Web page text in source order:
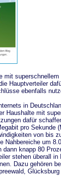
mit
Hauptverteiler
ebenfalls
in
Haushalte mit
dafür
pro Sekunde
von bis
Nahbereiche um
knapp 80
stehen überall in
Dazu gehören